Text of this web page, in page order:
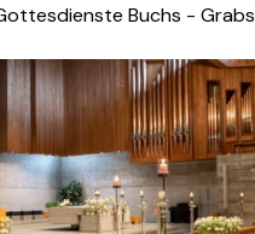
Buchs - Grabs